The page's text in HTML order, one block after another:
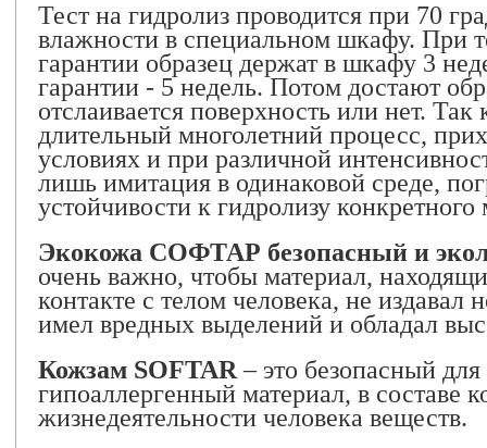
Тест на гидролиз проводится при 70
влажности в специальном шкафу. При
гарантии образец держат в шкафу 3
гарантии - 5 недель. Потом достают
отслаивается поверхность или нет. Так
длительный многолетний процесс,
условиях и при различной
лишь имитация в одинаковой среде,
устойчивости к гидролизу
Экокожа СОФТАР безопасный и
очень важно, чтобы материал,
контакте с телом человека, не издавал
имел вредных выделений и обладал
Кожзам SOFTAR – это безопасный для
гипоаллергенный материал, в составе
жизнедеятельности человека веществ.